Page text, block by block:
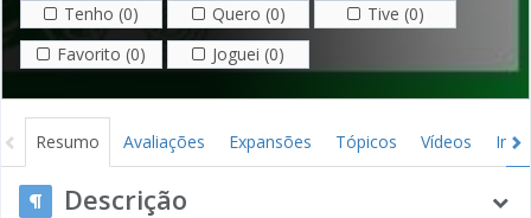
Tenho (0)
Quero (0)
Tive (0)
Favorito (0)
Joguei (0)
Resumo Avaliações Expansões Tópicos Vídeos
Descrição